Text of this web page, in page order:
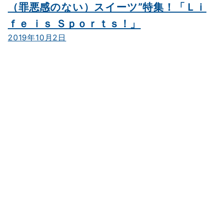
（罪悪感のない）スイーツ”特集！「Ｌｉ
ｆｅ ｉｓ Ｓｐｏｒｔｓ！」
2019年10月2日